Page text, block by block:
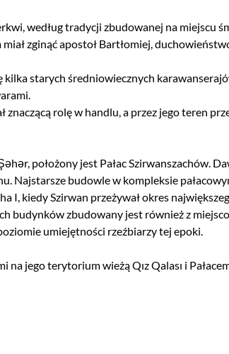
Rail Pass
według tradycji zbudowanej na miejscu
zginąć apostoł Bartłomiej,
kilka starych średniowiecznych
rolę w handlu, a przez jego teren
położony jest Pałac Szirwanszachów.
Najstarsze budowle w kompleksie
I, kiedy Szirwan przeżywał okres
budynków zbudowany jest również z
umiejętności rzeźbiarzy tej epoki.
na jego terytorium wieżą Qız Qalası i